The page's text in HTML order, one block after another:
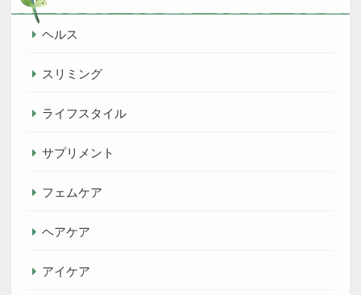
ヘルス
スリミング
ライフスタイル
サプリメント
フェムケア
ヘアケア
アイケア